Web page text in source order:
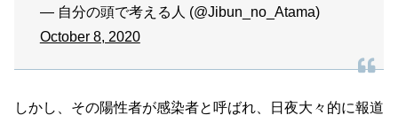
— 自分の頭で考える人 (@Jibun_no_Atama)
October 8, 2020
しかし、その陽性者が感染者と呼ばれ、日夜大々的に報道